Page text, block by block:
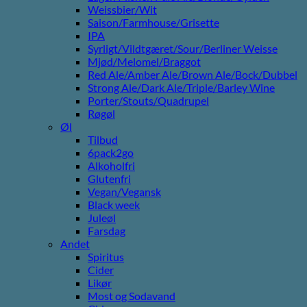
Weissbier/Wit
Saison/Farmhouse/Grisette
IPA
Syrligt/Vildtgæret/Sour/Berliner Weisse
Mjød/Melomel/Braggot
Red Ale/Amber Ale/Brown Ale/Bock/Dubbel
Strong Ale/Dark Ale/Triple/Barley Wine
Porter/Stouts/Quadrupel
Røgøl
Øl
Tilbud
6pack2go
Alkoholfri
Glutenfri
Vegan/Vegansk
Black week
Juleøl
Farsdag
Andet
Spiritus
Cider
Likør
Most og Sodavand